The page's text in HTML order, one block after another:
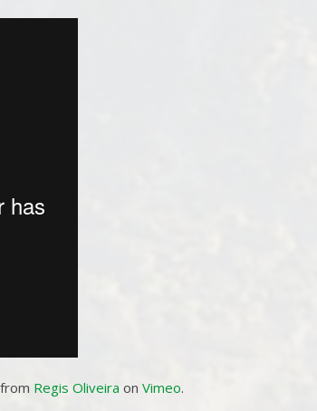
from Regis Oliveira on Vimeo.